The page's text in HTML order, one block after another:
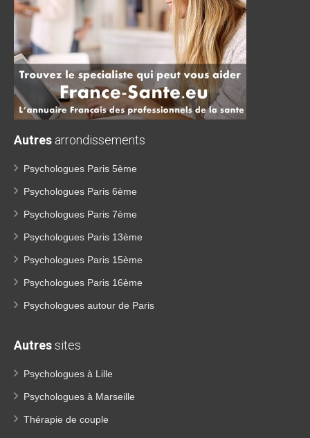
Autres arrondissements
Psychologues Paris 5ème
Psychologues Paris 6ème
Psychologues Paris 7ème
Psychologues Paris 13ème
Psychologues Paris 15ème
Psychologues Paris 16ème
Psychologues autour de Paris
Autressites
Psychologues à Lille
Psychologues à Marseille
Thérapie de couple